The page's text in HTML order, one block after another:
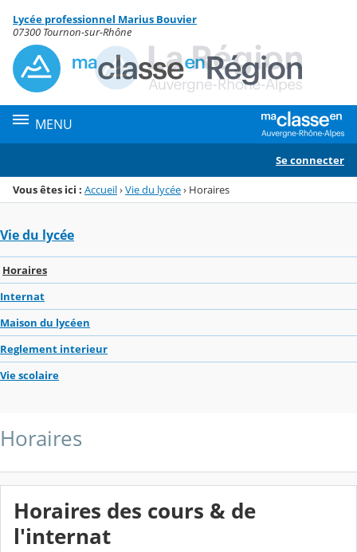
Menu de la rubrique
Contenu
Lycée professionnel Marius Bouvier
07300 Tournon-sur-Rhône
MENU
Se connecter
Vous êtes ici : Accueil›Vie du lycée› Horaires
Vie du lycée
Horaires
Internat
Maison du lycéen
Reglement interieur
Vie scolaire
Horaires
Horaires des cours & de
l'internat